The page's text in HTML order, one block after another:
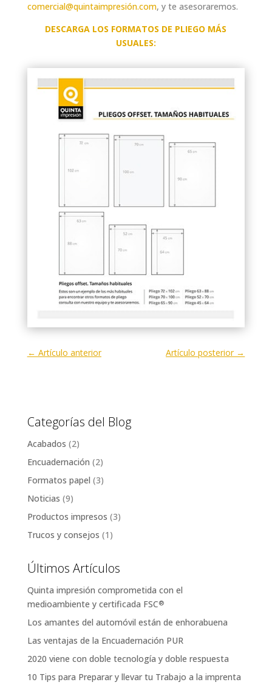
comercial@quintaimpresión.com, y te asesoraremos.
DESCARGA LOS FORMATOS DE PLIEGO MÁS
USUALES:
← Artículo anterior Artículo posterior→
Categorías del Blog
Acabados (2)
Encuadernación (2)
Formatos papel (3)
Noticias (9)
Productos impresos (3)
Trucos y consejos (1)
Últimos Artículos
Quinta impresión comprometida con el
medioambiente y certificada FSC®
Los amantes del automóvil están de enhorabuena
Las ventajas de la Encuadernación PUR
2020 viene con doble tecnología y doble respuesta
10 Tips para Preparar y llevar tu Trabajo a la imprenta